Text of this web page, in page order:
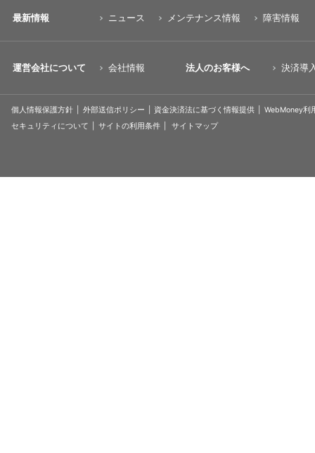
最新情報 ニュース メンテナンス情報 障害情報
運営会社について 会社情報 法人のお客様へ 決済導
個人情報保護方針 外部送信ポリシー 資金決済法に基づく情報提供
WebMoney利
セキュリティについて
サイトの利用条件 サイトマップ